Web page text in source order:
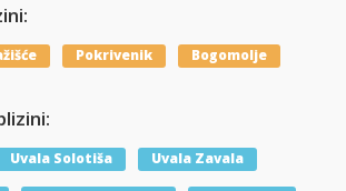
Pokrivenik Bogomolje
Uvala Solotiša Uvala Zavala